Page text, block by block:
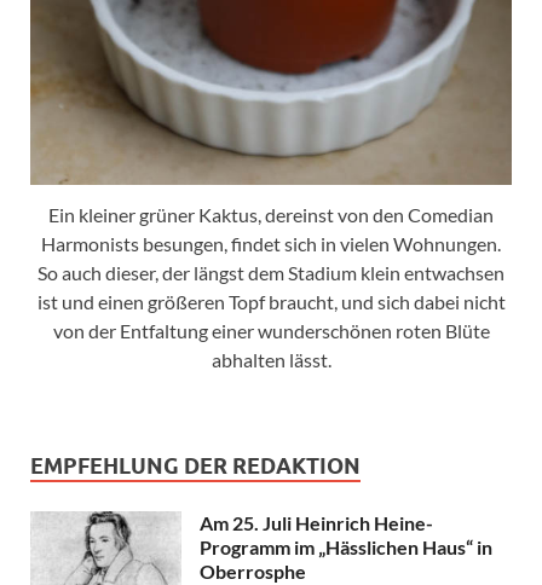
Ein kleiner grüner Kaktus, dereinst von den Comedian
Harmonists besungen, findet sich in vielen Wohnungen.
So auch dieser, der längst dem Stadium klein entwachsen
ist und einen größeren Topf braucht, und sich dabei nicht
von der Entfaltung einer wunderschönen roten Blüte
abhalten lässt.
EMPFEHLUNG DER REDAKTION
Am 25. Juli Heinrich Heine-
Programm im „Hässlichen Haus“ in
Oberrosphe